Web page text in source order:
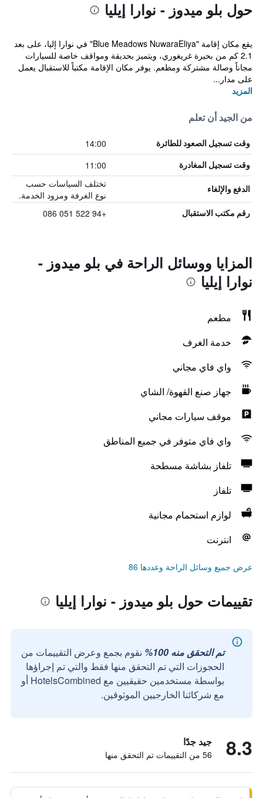
حول بلو ميدوز - نوارا إيليا
يقع مكان إقامة "Blue Meadows NuwaraEliya" في نوارا إليا، على بعد
2.1 كم من بحيرة غريغوري، ويتميز بحديقة ومواقف خاصة للسيارات
مجاناً وصالة مشتركة ومطعم. يوفر مكان الإقامة مكتباً للاستقبال يعمل
على مدار...
المزيد
من الجيد أن تعلم
وقت تسجيل الصعود للطائرة 14:00
وقت تسجيل المغادرة 11:00
الدفع والإلغاء
تختلف السياسات حسب
نوع الغرفة ومزود الخدمة.
رقم مكتب الاستقبال +94 522 051 086
المزايا ووسائل الراحة في بلو ميدوز -
نوارا إيليا
مطعم
خدمة الغرف
واي فاي مجاني
جهاز صنع القهوة/ الشاي
موقف سيارات مجاني
واي فاي متوفر في جميع المناطق
تلفاز بشاشة مسطحة
تلفاز
لوازم استحمام مجانية
انترنت
عرض جميع وسائل الراحة وعددها 86
تقييمات حول بلو ميدوز - نوارا إيليا
تم التحقق منه 100%
نقوم بجمع وعرض التقييمات من
الحجوزات التي تم التحقق منها فقط والتي تم إجراؤها
بواسطة مستخدمين حقيقيين مع HotelsCombined أو
مع شركائنا الخارجيين الموثوقين.
8.3 جيد جدًا
56 من التقييمات تم التحقق منها